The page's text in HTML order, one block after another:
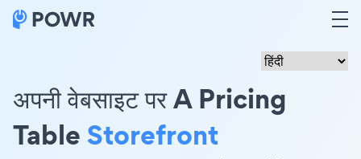
अपनी वेबसाइट पर A Pricing
TableStorefront